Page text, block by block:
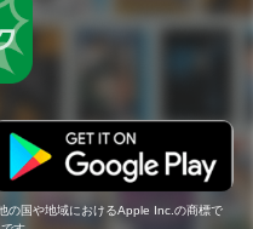
の国や地域におけるApple Inc.の商標で